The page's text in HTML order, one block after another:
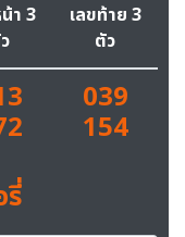
า 3
เลขท้าย 3
ตัว
039
154